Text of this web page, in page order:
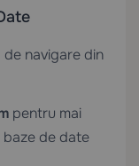
de navigare din
pentru mai
de date